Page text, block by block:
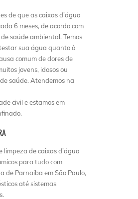
de que as caixas d’água
6 meses, de acordo com
saúde ambiental. Temos
sua água quanto à
comum de dores de
jovens, idosos ou
saúde. Atendemos na
civil e estamos em
limpeza de caixas d’água
para tudo com
de Parnaiba em São Paulo,
até sistemas